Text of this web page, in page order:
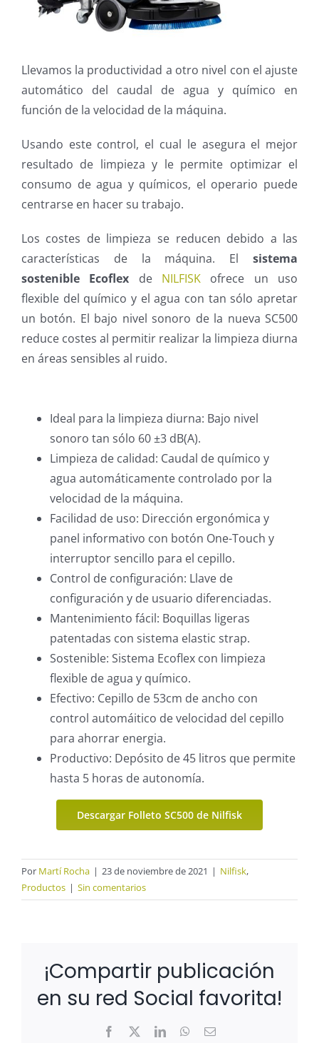
Llevamos la productividad a otro nivel con el ajuste
automático del caudal de agua y químico en
función de la velocidad de la máquina.
Usando este control, el cual le asegura el mejor
resultado de limpieza y le permite optimizar el
consumo de agua y químicos, el operario puede
centrarse en hacer su trabajo.
Los costes de limpieza se reducen debido a las
características de la máquina. Elsistema
sostenible Ecoflex de NILFISK ofrece un uso
flexible del químico y el agua con tan sólo apretar
un botón. El bajo nivel sonoro de la nueva SC500
reduce costes al permitir realizar la limpieza diurna
en áreas sensibles al ruido.
Ideal para la limpieza diurna: Bajo nivel
sonoro tan sólo 60 ±3 dB(A).
Limpieza de calidad: Caudal de químico y
agua automáticamente controlado por la
velocidad de la máquina.
Facilidad de uso: Dirección ergonómica y
panel informativo con botón One-Touch y
interruptor sencillo para el cepillo.
Control de configuración: Llave de
configuración y de usuario diferenciadas.
Mantenimiento fácil: Boquillas ligeras
patentadas con sistema elastic strap.
Sostenible: Sistema Ecoflex con limpieza
flexible de agua y químico.
Efectivo: Cepillo de 53cm de ancho con
control automáitico de velocidad del cepillo
para ahorrar energia.
Productivo: Depósito de 45 litros que permite
hasta 5 horas de autonomía.
Descargar Folleto SC500 de Nilfisk
Por Martí Rocha | 23 de noviembre de 2021 | Nilfisk,
Productos | Sin comentarios
¡Compartir publicación
en su red Social favorita!
Facebook LinkedInWhatsApp
Correo